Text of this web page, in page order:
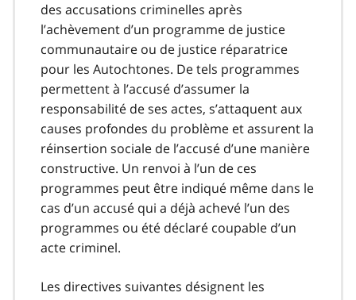
des accusations criminelles après
l’achèvement d’un programme de justice
communautaire ou de justice réparatrice
pour les Autochtones. De tels programmes
permettent à l’accusé d’assumer la
responsabilité de ses actes, s’attaquent aux
causes profondes du problème et assurent la
réinsertion sociale de l’accusé d’une manière
constructive. Un renvoi à l’un de ces
programmes peut être indiqué même dans le
cas d’un accusé qui a déjà achevé l’un des
programmes ou été déclaré coupable d’un
acte criminel.
Les directives suivantes désignent les